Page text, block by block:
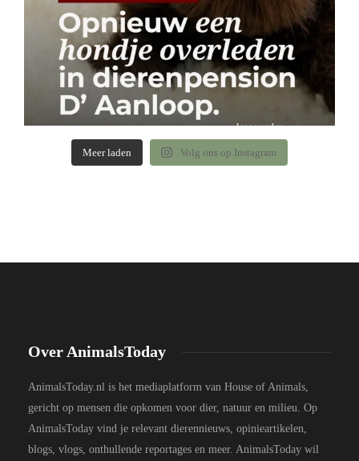
Meer laden Volg ons op Instagram
Over AnimalsToday
AnimalsToday.nl is het mediaplatform van House of Animals,
gericht op mensen die opkomen voor dier, natuur en milieu. Op
AnimalsToday vind je relevant dierennieuws, opinieartikelen,
blogs, vlogs, onthullende reportages en meer. AnimalsToday wil